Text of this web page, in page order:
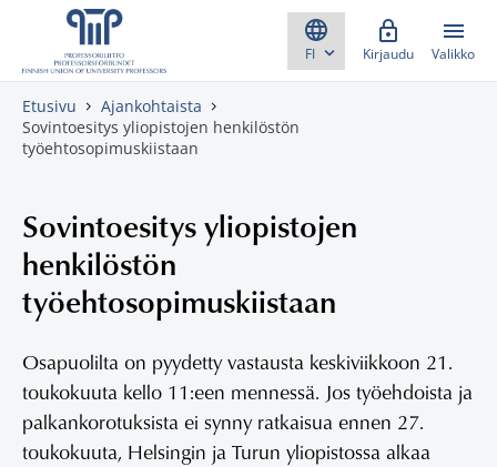
Skippaa sisältö
Kirjaudu Valikko
Etusivu
Ajankohtaista
Sovintoesitys yliopistojen henkilöstön
työehtosopimuskiistaan
Sovintoesitys yliopistojen
henkilöstön
työehtosopimuskiistaan
Osapuolilta on pyydetty vastausta keskiviikkoon 21.
toukokuuta kello 11:een mennessä. Jos työehdoista ja
palkankorotuksista ei synny ratkaisua ennen 27.
toukokuuta, Helsingin ja Turun yliopistossa alkaa